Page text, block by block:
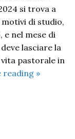
si trova a
motivi di studio,
e nel mese di
lasciare la
pastorale in
reading Un
»